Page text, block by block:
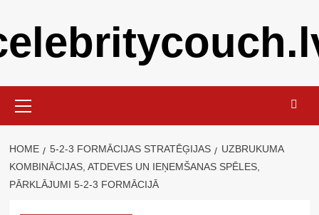
content
Menu
HOME 5-2-3 FORMĀCIJAS STRATĒĢIJAS
UZBRUKUMA
KOMBINĀCIJAS, ATDEVES UN IEŅEMŠANAS SPĒLES,
PĀRKLĀJUMI 5-2-3 FORMĀCIJĀ